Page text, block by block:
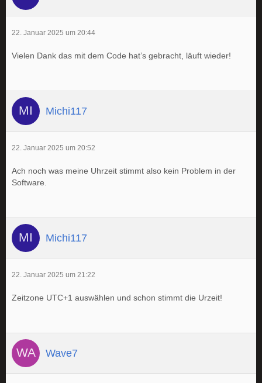
22. Januar 2025 um 20:44
Vielen Dank das mit dem Code hat’s gebracht, läuft wieder!
Michi117
22. Januar 2025 um 20:52
Ach noch was meine Uhrzeit stimmt also kein Problem in der
Software.
Michi117
22. Januar 2025 um 21:22
Zeitzone UTC+1 auswählen und schon stimmt die Urzeit!
Wave7